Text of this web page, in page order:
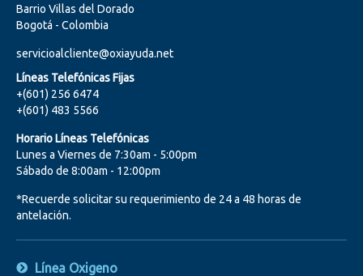
Barrio Villas del Dorado
Bogotá - Colombia
servicioalcliente@oxiayuda.net
Líneas Telefónicas Fijas
+(601) 256 6474
+(601) 483 5566
Horario Líneas Telefónicas
Lunes a Viernes de 7:30am - 5:00pm
Sábado de 8:00am - 12:00pm
*Recuerde solicitar su requerimiento de 24 a 48 horas de
antelación.
Línea Oxigeno